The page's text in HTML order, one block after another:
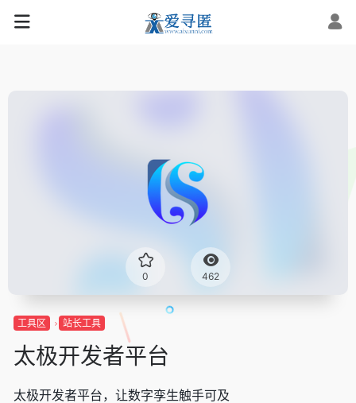
0 462
工具区 站长工具
太极开发者平台
太极开发者平台，让数字孪生触手可及